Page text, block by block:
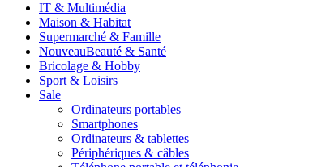
IT & Multimédia
Maison & Habitat
Supermarché & Famille
NouveauBeauté & Santé
Bricolage & Hobby
Sport & Loisirs
Sale
Ordinateurs portables
Smartphones
Ordinateurs & tablettes
Périphériques & câbles